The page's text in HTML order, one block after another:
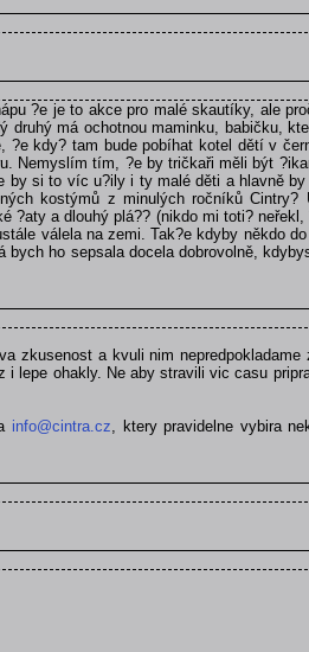
?e je to akce pro malé skautíky, ale
má ochotnou maminku, babičku,
?e kdy? tam bude pobíhat kotel dětí v
Nemyslím tím, ?e by tričkaři měli být
by si to víc u?ily i ty malé děti a hlavně by
kostýmů z minulých ročníků Cintry?
?aty a dlouhý plá?? (nikdo mi toti?
válela na zemi. Tak?e kdyby někdo
ho sepsala docela dobrovolně,
zkusenost a kvuli nim nepredpokladame
lepe ohakly. Ne aby stravili vic casu
info@cintra.cz, ktery pravidelne vybira